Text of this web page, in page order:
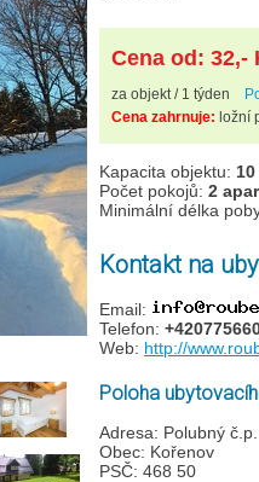
Cena od: 32,-
za objekt / 1 týden
Cena zahrnuje: ložní
Kapacita objektu: 10
Počet pokojů: 2
Minimální délka
Kontakt na
Email:
Telefon:
Web: http://
Poloha
Adresa: Polubný
Obec: Kořenov
PSČ: 468 50